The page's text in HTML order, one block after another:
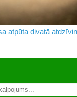
atpūta divatā